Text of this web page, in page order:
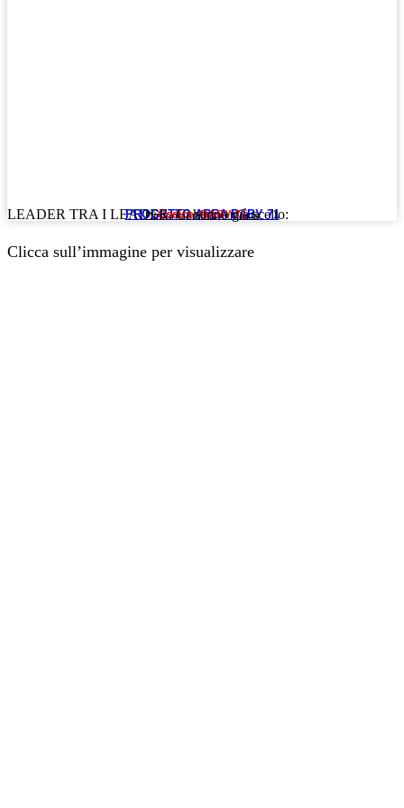
PROGETTO AREA BABY 71
Dimensioni su richiesta
Codice: BABY 71
LEADER TRA I LEADER. Ci hanno già scelto:
Clicca sull’immagine per visualizzare